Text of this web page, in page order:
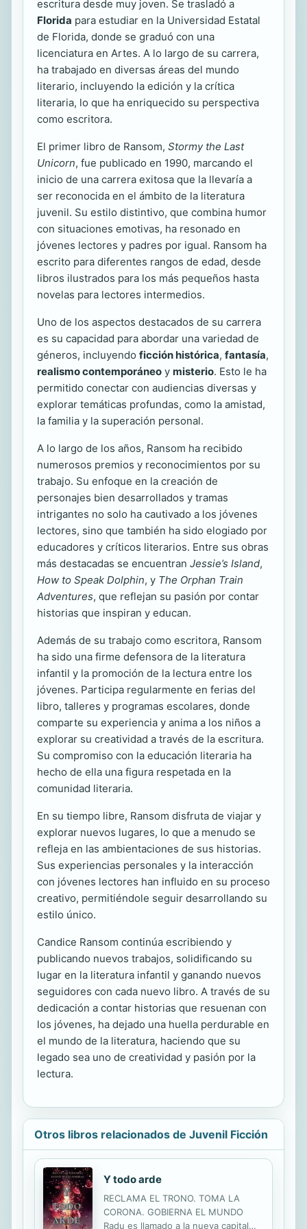
escritura desde muy joven. Se trasladó a
Florida para estudiar en la Universidad Estatal
de Florida, donde se graduó con una
licenciatura en Artes. A lo largo de su carrera,
ha trabajado en diversas áreas del mundo
literario, incluyendo la edición y la crítica
literaria, lo que ha enriquecido su perspectiva
como escritora.
El primer libro de Ransom, Stormy the Last
Unicorn, fue publicado en 1990, marcando el
inicio de una carrera exitosa que la llevaría a
ser reconocida en el ámbito de la literatura
juvenil. Su estilo distintivo, que combina humor
con situaciones emotivas, ha resonado en
jóvenes lectores y padres por igual. Ransom ha
escrito para diferentes rangos de edad, desde
libros ilustrados para los más pequeños hasta
novelas para lectores intermedios.
Uno de los aspectos destacados de su carrera
es su capacidad para abordar una variedad de
géneros, incluyendo ficción histórica, fantasía,
realismo contemporáneo y misterio. Esto le ha
permitido conectar con audiencias diversas y
explorar temáticas profundas, como la amistad,
la familia y la superación personal.
A lo largo de los años, Ransom ha recibido
numerosos premios y reconocimientos por su
trabajo. Su enfoque en la creación de
personajes bien desarrollados y tramas
intrigantes no solo ha cautivado a los jóvenes
lectores, sino que también ha sido elogiado por
educadores y críticos literarios. Entre sus obras
más destacadas se encuentran Jessie’s Island,
How to Speak Dolphin, y The Orphan Train
Adventures, que reflejan su pasión por contar
historias que inspiran y educan.
Además de su trabajo como escritora, Ransom
ha sido una firme defensora de la literatura
infantil y la promoción de la lectura entre los
jóvenes. Participa regularmente en ferias del
libro, talleres y programas escolares, donde
comparte su experiencia y anima a los niños a
explorar su creatividad a través de la escritura.
Su compromiso con la educación literaria ha
hecho de ella una figura respetada en la
comunidad literaria.
En su tiempo libre, Ransom disfruta de viajar y
explorar nuevos lugares, lo que a menudo se
refleja en las ambientaciones de sus historias.
Sus experiencias personales y la interacción
con jóvenes lectores han influido en su proceso
creativo, permitiéndole seguir desarrollando su
estilo único.
Candice Ransom continúa escribiendo y
publicando nuevos trabajos, solidificando su
lugar en la literatura infantil y ganando nuevos
seguidores con cada nuevo libro. A través de su
dedicación a contar historias que resuenan con
los jóvenes, ha dejado una huella perdurable en
el mundo de la literatura, haciendo que su
legado sea uno de creatividad y pasión por la
lectura.
Otros libros relacionados de Juvenil Ficción
Y todo arde
RECLAMA EL TRONO. TOMA LA
CORONA. GOBIERNA EL MUNDO
Radu es llamado a la nueva capital